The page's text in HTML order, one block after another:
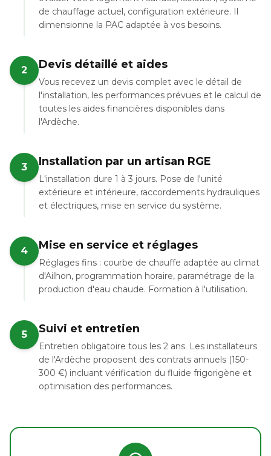
de chauffage actuel, configuration extérieure. Il
dimensionne la PAC adaptée à vos besoins.
2 Devis détaillé et aides
Vous recevez un devis complet avec le détail de
l'installation, les performances prévues et le calcul de
toutes les aides financières disponibles dans
l'Ardèche.
3 Installation par un artisan RGE
L'installation dure 1 à 3 jours. Pose de l'unité
extérieure et intérieure, raccordements hydrauliques
et électriques, mise en service du système.
4 Mise en service et réglages
Réglages fins : courbe de chauffe adaptée au climat
d'Ailhon, programmation horaire, paramétrage de la
production d'eau chaude. Formation à l'utilisation.
5 Suivi et entretien
Entretien obligatoire tous les 2 ans. Les installateurs
de l'Ardèche proposent des contrats annuels (150-
300 €) incluant vérification du fluide frigorigène et
optimisation des performances.